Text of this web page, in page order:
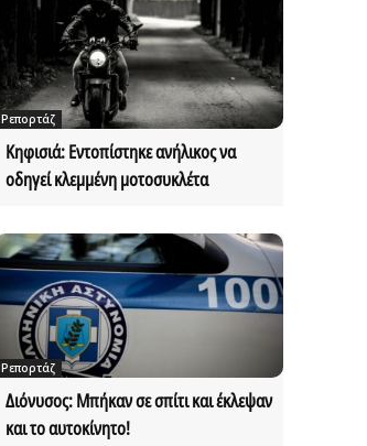
Ρεπορτάζ
Κηφισιά: Εντοπίστηκε ανήλικος να
οδηγεί κλεμμένη μοτοσυκλέτα
Ρεπορτάζ
Διόνυσος: Μπήκαν σε σπίτι και έκλεψαν
και το αυτοκίνητο!